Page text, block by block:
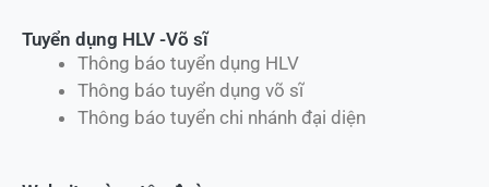
Tuyển dụng HLV -Võ sĩ
Thông báo tuyển dụng HLV
Thông báo tuyển dụng võ sĩ
Thông báo tuyển chi nhánh đại diện